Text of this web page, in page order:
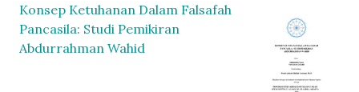
Konsep Ketuhanan Dalam Falsafah
Pancasila: Studi Pemikiran
Abdurrahman Wahid